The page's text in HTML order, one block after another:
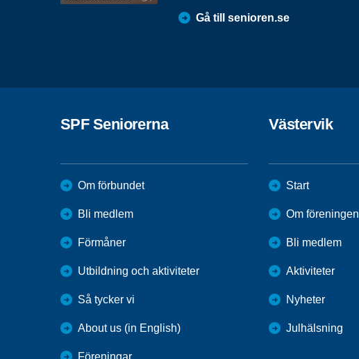
Gå till senioren.se
SPF Seniorerna
Om förbundet
Bli medlem
Förmåner
Utbildning och aktiviteter
Så tycker vi
About us (in English)
Västervik
Start
Om föreningen
Bli medlem
Aktiviteter
Nyheter
Julhälsning